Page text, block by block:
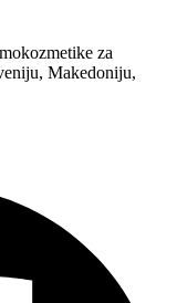
za
Makedoniju,